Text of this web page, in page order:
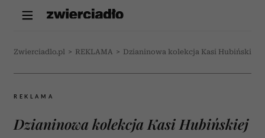
Zwierciadlo.pl > REKLAMA > Dzianinowa kolekcja Kasi Hubińskiej
REKLAMA
Dzianinowa kolekcja Kasi Hubińskiej